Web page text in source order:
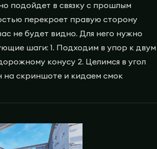
подойдет в связку с прошлым
перекроет правую сторону
не будет видно. Для него нужно
шаги: 1. Подходим в упор к двум
конусу 2. Целимся в угол
на скриншоте и кидаем смок